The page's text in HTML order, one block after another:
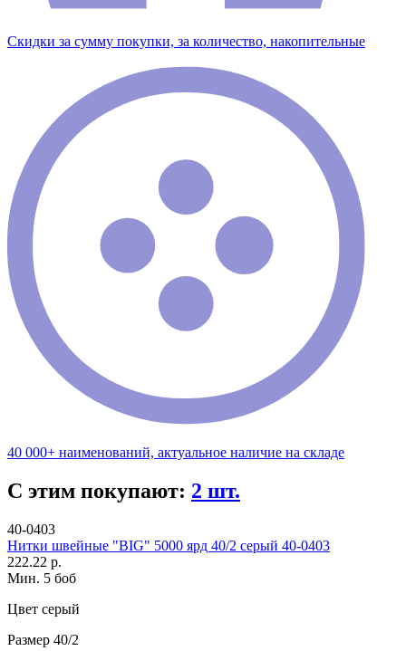
Скидки за сумму покупки, за количество, накопительные
40 000+ наименований, актуальное наличие на складе
С этим покупают: 2 шт.
40-0403
Нитки швейные "BIG" 5000 ярд 40/2 серый 40-0403
222.22 р.
Мин. 5 боб
Цвет серый
Размер 40/2